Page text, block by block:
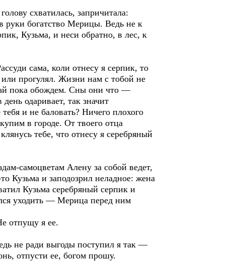
схватилась, запричитала:
руки богатство Мерицы. Ведь не к
Кузьма, и неси обратно, в лес, к
сама, коли отнесу я серпик, то
прогулял. Жизни нам с тобой не
пока обождем. Сны они что —
одаривает, так значит
и не баловать? Ничего плохого
в городе. От твоего отца
тебе, что отнесу я серебряный
самоцветам Алену за собой ведет,
Кузьма и заподозрил неладное: жена
Кузьма серебряный серпик и
уходить — Мерица перед ним
отпущу я ее.
не ради выгоды поступил я так —
отпусти ее, богом прошу.